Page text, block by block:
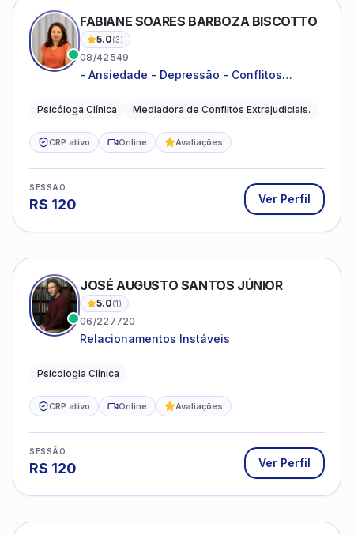
FABIANE SOARES BARBOZA BISCOTTO
5.0(3)
08/42549
- Ansiedade - Depressão - Conflitos
relacionamentos - Autoestima -
Psicóloga Clínica Mediadora de Conflitos Extrajudiciais.
CRP ativo Online Avaliações
SESSÃO
R$ 120 Ver Perfil
JOSÉ AUGUSTO SANTOS JÚNIOR
5.0(1)
06/227720
Relacionamentos Instáveis
Psicologia Clínica
CRP ativo Online Avaliações
SESSÃO
R$ 120 Ver Perfil